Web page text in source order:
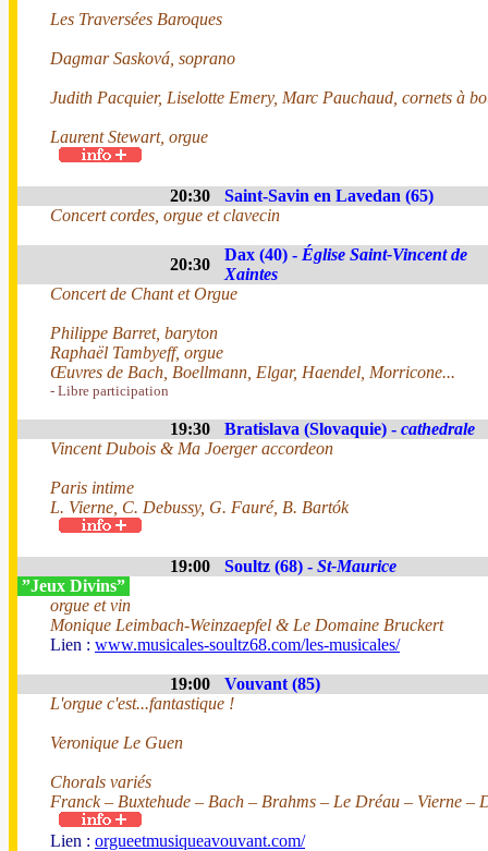
Les Traversées Baroques
Dagmar Sasková, soprano
Judith Pacquier, Liselotte Emery, Marc Pauchaud, cornets à
Laurent Stewart, orgue
20:30
Saint-Savin en Lavedan (65)
Concert cordes, orgue et clavecin
20:30
Dax (40) - Église Saint-Vincent de
Xaintes
Concert de Chant et Orgue
Philippe Barret, baryton
Raphaël Tambyeff, orgue
Œuvres de Bach, Boellmann, Elgar, Haendel, Morricone...
- Libre participation
19:30 Bratislava (Slovaquie) - cathedrale
Vincent Dubois & Ma Joerger accordeon
Paris intime
L. Vierne, C. Debussy, G. Fauré, B. Bartók
19:00 Soultz (68) - St-Maurice
”Jeux Divins”
orgue et vin
Monique Leimbach-Weinzaepfel & Le Domaine Bruckert
Lien : www.musicales-soultz68.com/les-musicales/
19:00
Vouvant (85)
L'orgue c'est...fantastique !
Veronique Le Guen
Chorals variés
Franck – Buxtehude – Bach – Brahms – Le Dréau – Vierne –
Lien : orgueetmusiqueavouvant.com/